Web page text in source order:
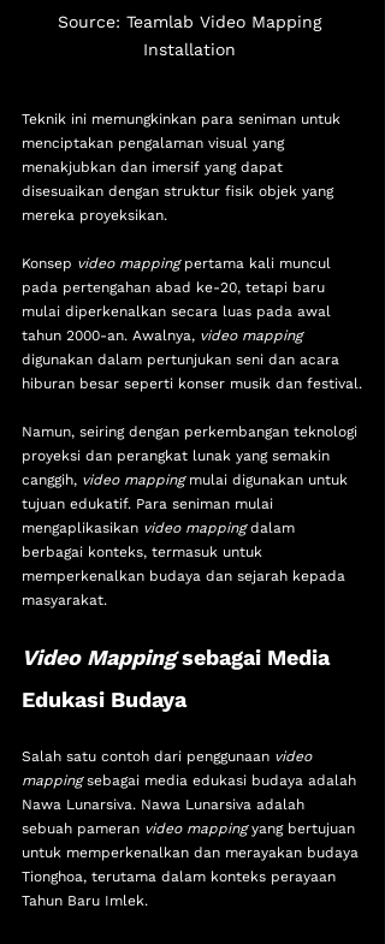
Source: Teamlab Video Mapping
Installation
Teknik ini memungkinkan para seniman untuk
menciptakan pengalaman visual yang
menakjubkan dan imersif yang dapat
disesuaikan dengan struktur fisik objek yang
mereka proyeksikan.
Konsep video mapping pertama kali muncul
pada pertengahan abad ke-20, tetapi baru
mulai diperkenalkan secara luas pada awal
tahun 2000-an. Awalnya, video mapping
digunakan dalam pertunjukan seni dan acara
hiburan besar seperti konser musik dan festival.
Namun, seiring dengan perkembangan teknologi
proyeksi dan perangkat lunak yang semakin
canggih, video mapping mulai digunakan untuk
tujuan edukatif. Para seniman mulai
mengaplikasikan video mapping dalam
berbagai konteks, termasuk untuk
memperkenalkan budaya dan sejarah kepada
masyarakat.
Video Mapping sebagai Media
Edukasi Budaya
Salah satu contoh dari penggunaan video
mapping sebagai media edukasi budaya adalah
Nawa Lunarsiva. Nawa Lunarsiva adalah
sebuah pameran video mapping yang bertujuan
untuk memperkenalkan dan merayakan budaya
Tionghoa, terutama dalam konteks perayaan
Tahun Baru Imlek.